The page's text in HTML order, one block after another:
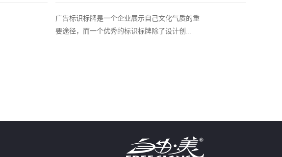
广告标识标牌是一个企业展示自己文化气质的重
要途径，而一个优秀的标识标牌除了设计创...